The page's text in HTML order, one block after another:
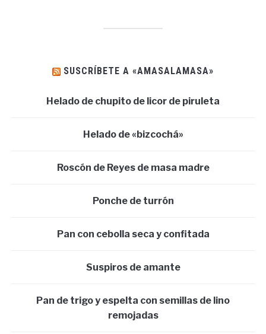
SUSCRÍBETE A «AMASALAMASA»
Helado de chupito de licor de piruleta
Helado de «bizcochá»
Roscón de Reyes de masa madre
Ponche de turrón
Pan con cebolla seca y confitada
Suspiros de amante
Pan de trigo y espelta con semillas de lino
remojadas